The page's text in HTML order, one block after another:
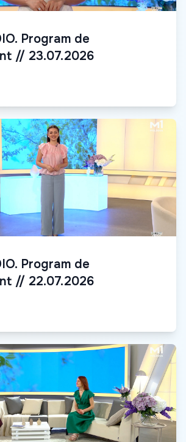
Program de
// 23.07.2026
Program de
// 22.07.2026